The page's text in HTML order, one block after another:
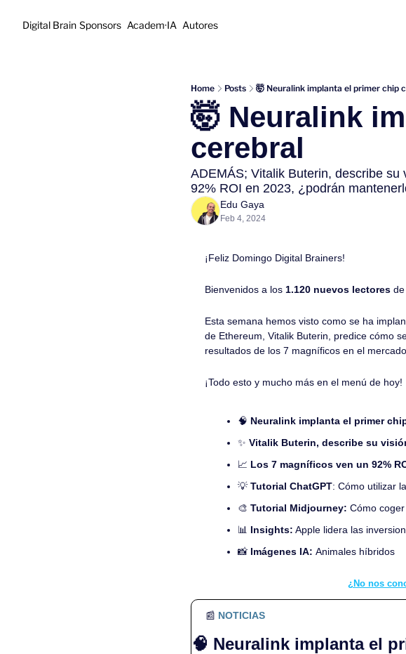
Digital Brain Sponsors Academ·IA Autores
Home Posts 🤯 Neuralink implanta el primer chip
🤯 Neuralink
cerebral
ADEMÁS; Vitalik Buterin, describe
92% ROI en 2023, ¿podrán
Edu Gaya
Feb 4, 2024
¡Feliz Domingo Digital Brainers!
Bienvenidos a los 1.120 nuevos lectores
Esta semana hemos visto como se ha
de Ethereum, Vitalik Buterin, predice cómo
resultados de los 7 magníficos en el
¡Todo esto y mucho más en el menú de hoy!
🧠 Neuralink implanta el primer
✨ Vitalik Buterin, describe su
📈 Los 7 magníficos ven un 92%
💡 Tutorial ChatGPT: Cómo utilizar
🎨 Tutorial Midjourney: Cómo
📊 Insights: Apple lidera las
📸 Imágenes IA: Animales híbridos
¿No nos
📰 NOTICIAS
🧠 Neuralink implanta el